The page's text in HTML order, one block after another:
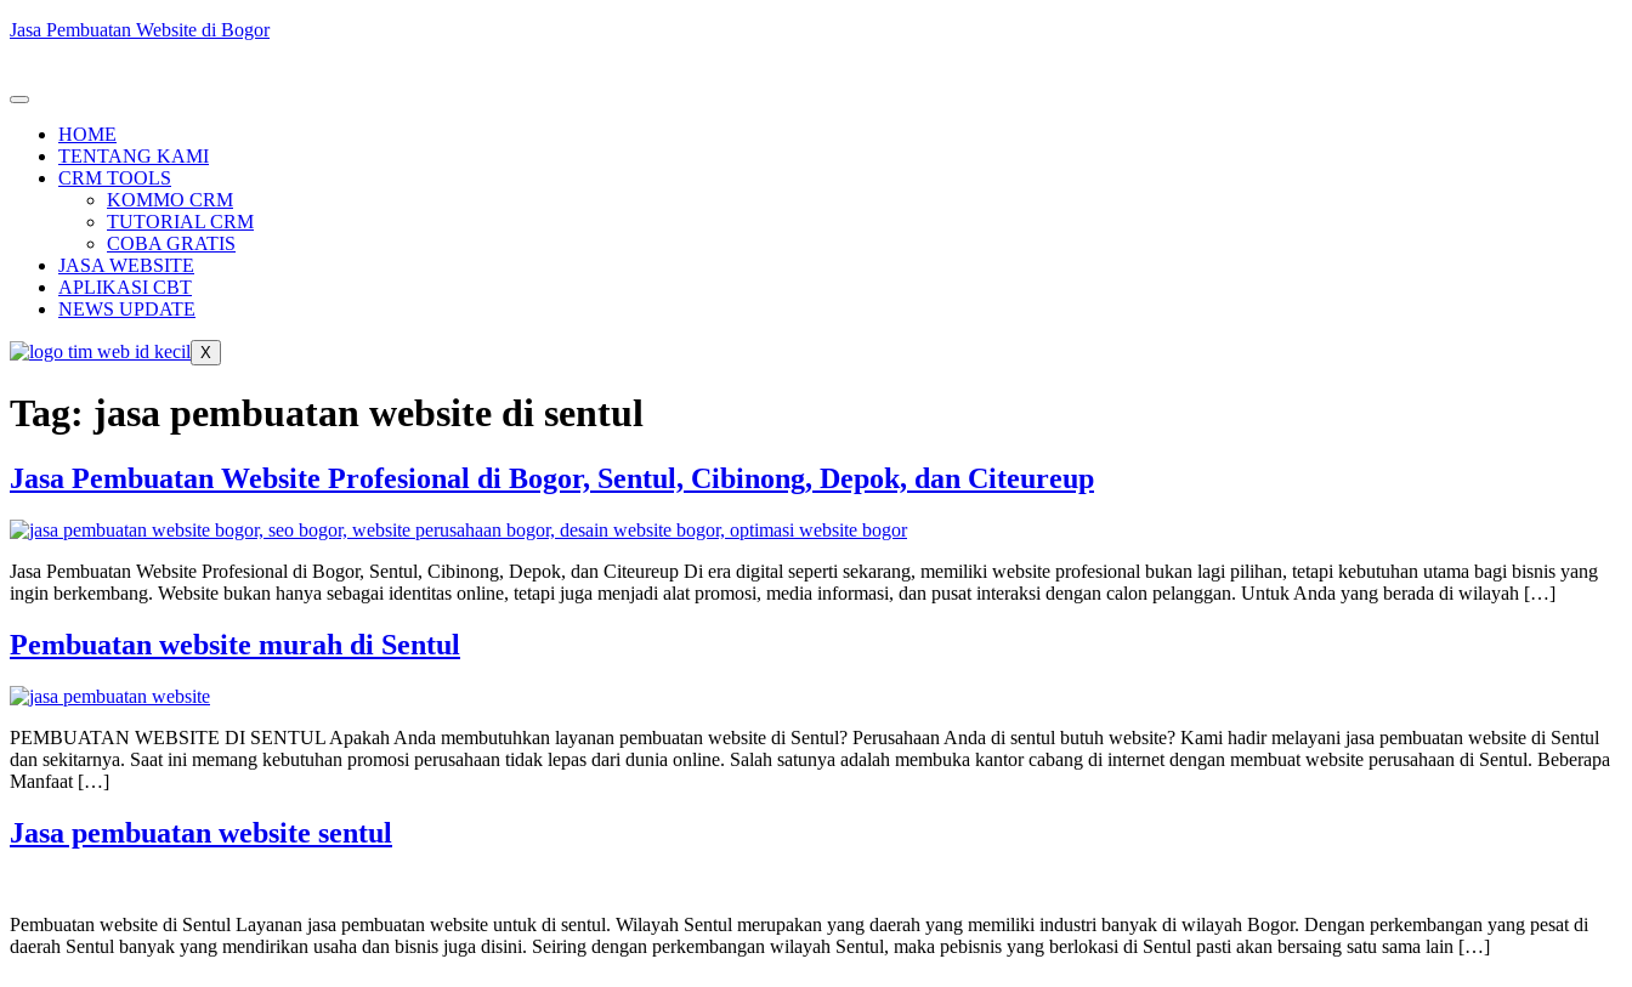
Jasa Pembuatan Website di Bogor
HOME
TENTANG KAMI
CRM TOOLS
KOMMO CRM
TUTORIAL CRM
COBA GRATIS
JASA WEBSITE
APLIKASI CBT
NEWS UPDATE
X
Tag: jasa pembuatan website di sentul
Jasa Pembuatan Website Profesional di Bogor, Sentul, Cibinong, Depok, dan Citeureup
Jasa Pembuatan Website Profesional di Bogor, Sentul, Cibinong, Depok, dan Citeureup Di era digital seperti sekarang, memiliki website profesional bukan lagi pilihan, tetapi kebutuhan utama bagi bisnis yang
ingin berkembang. Website bukan hanya sebagai identitas online, tetapi juga menjadi alat promosi, media informasi, dan pusat interaksi dengan calon pelanggan. Untuk Anda yang berada di wilayah […]
Pembuatan website murah di Sentul
PEMBUATAN WEBSITE DI SENTUL Apakah Anda membutuhkan layanan pembuatan website di Sentul? Perusahaan Anda di sentul butuh website? Kami hadir melayani jasa pembuatan website di Sentul
dan sekitarnya. Saat ini memang kebutuhan promosi perusahaan tidak lepas dari dunia online. Salah satunya adalah membuka kantor cabang di internet dengan membuat website perusahaan di Sentul. Beberapa
Manfaat […]
Jasa pembuatan website sentul
Pembuatan website di Sentul Layanan jasa pembuatan website untuk di sentul. Wilayah Sentul merupakan yang daerah yang memiliki industri banyak di wilayah Bogor. Dengan perkembangan yang pesat di
daerah Sentul banyak yang mendirikan usaha dan bisnis juga disini. Seiring dengan perkembangan wilayah Sentul, maka pebisnis yang berlokasi di Sentul pasti akan bersaing satu sama lain […]